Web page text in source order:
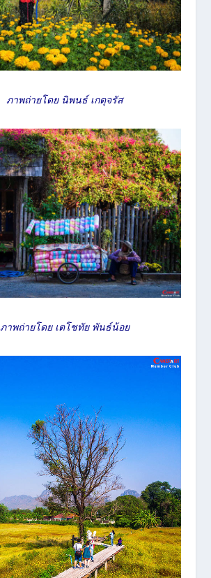
ภาพถ่ายโดย นิพนธ์ เกตุจรัส
ภาพถ่ายโดย เตโชทัย พันธ์น้อย